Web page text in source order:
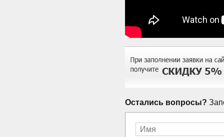
Остались вопросы?